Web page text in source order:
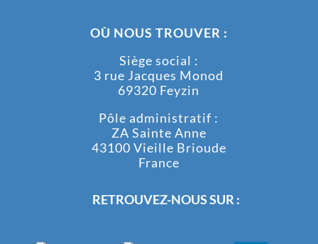
OÙ NOUS TROUVER :
Siège social :
3 rue Jacques Monod
69320 Feyzin
Pôle administratif :
ZA Sainte Anne
43100 Vieille Brioude
France
RETROUVEZ-NOUS SUR :